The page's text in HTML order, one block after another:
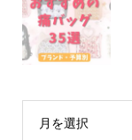
月を選択